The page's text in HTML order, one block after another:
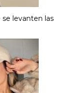
levanten las